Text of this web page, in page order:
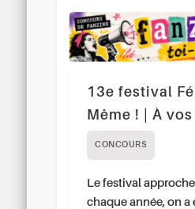
13e festival
Même ! | À
CONCOURS
Le festival
chaque année, on a